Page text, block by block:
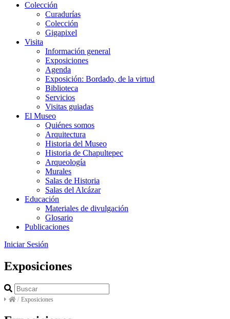
Colección
Curadurías
Colección
Gigapixel
Visita
Información general
Exposiciones
Agenda
Exposición: Bordado, de la virtud
Biblioteca
Servicios
Visitas guiadas
El Museo
Quiénes somos
Arquitectura
Historia del Museo
Historia de Chapultepec
Arqueología
Murales
Salas de Historia
Salas del Alcázar
Educación
Materiales de divulgación
Glosario
Publicaciones
Iniciar Sesión
Exposiciones
/ Exposiciones